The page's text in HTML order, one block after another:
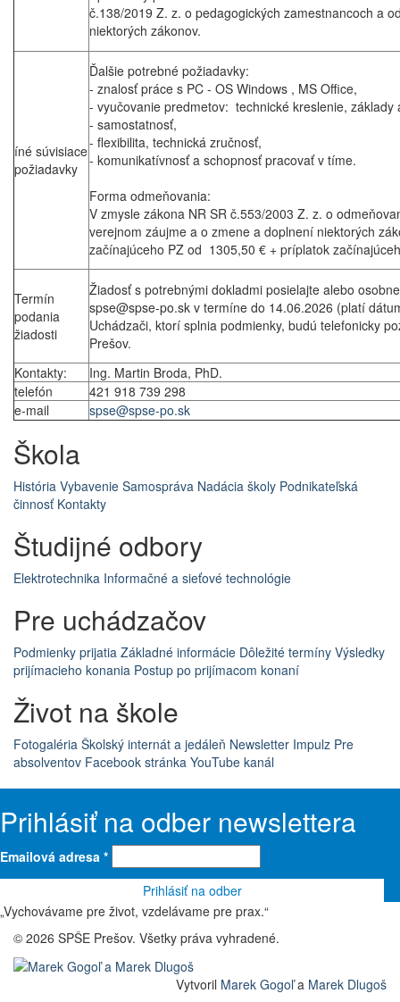
č.138/2019 Z. z. o pedagogických zamestnancoch a
niektorých zákonov.
íné súvisiace
požiadavky
Ďalšie potrebné požiadavky:
- znalosť práce s PC - OS Windows , MS Office,
- vyučovanie predmetov: technické kreslenie, základy
- samostatnosť,
- flexibilita, technická zručnosť,
- komunikatívnosť a schopnosť pracovať v tíme.
Forma odmeňovania:
V zmysle zákona NR SR č.553/2003 Z. z. o
verejnom záujme a o zmene a doplnení niektorých
začínajúceho PZ od 1305,50 € + príplatok
Termín
podania
žiadosti
Žiadosť s potrebnými dokladmi posielajte alebo
spse@spse-po.sk v termíne do 14.06.2026 (platí
Uchádzači, ktorí splnia podmienky, budú telefonicky
Prešov.
Kontakty:
Ing. Martin Broda, PhD.
telefón
421 918 739 298
e-mail
spse@spse-po.sk
Škola
História Vybavenie Samospráva Nadácia školy Podnikateľská
činnosť Kontakty
Študijné odbory
Elektrotechnika Informačné a sieťové technológie
Pre uchádzačov
Podmienky prijatia Základné informácie Dôležité termíny Výsledky
prijímacieho konania Postup po prijímacom konaní
Život na škole
Fotogaléria Školský internát a jedáleň Newsletter Impulz Pre
absolventov Facebook stránka YouTube kanál
Prihlásiť na odber newslettera
Emailová adresa *
„Vychovávame pre život, vzdelávame pre prax.“
© 2026 SPŠE Prešov. Všetky práva vyhradené.
Vytvoril Marek Gogoľa Marek Dlugoš